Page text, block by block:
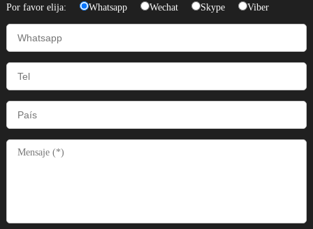
Por favor elija: Whatsapp Wechat Skype Viber